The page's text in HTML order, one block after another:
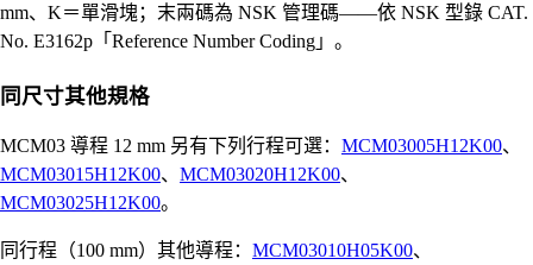
mm、K＝單滑塊；末兩碼為 NSK 管理碼——依 NSK 型錄 CAT.
No. E3162p「Reference Number Coding」。
同尺寸其他規格
MCM03 導程 12 mm 另有下列行程可選： MCM03005H12K00、
MCM03015H12K00、 MCM03020H12K00、
MCM03025H12K00。
同行程（100 mm）其他導程： MCM03010H05K00、